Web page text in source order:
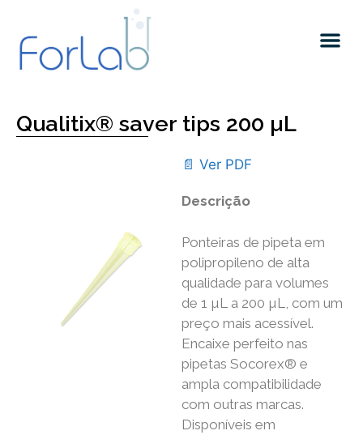
Qualitix® saver tips 200 µL
📄 Ver PDF
Descrição
Ponteiras de pipeta em
polipropileno de alta
qualidade para volumes
de 1 µL a 200 µL, com um
preço mais acessível.
Encaixe perfeito nas
pipetas Socorex® e
ampla compatibilidade
com outras marcas.
Disponíveis em